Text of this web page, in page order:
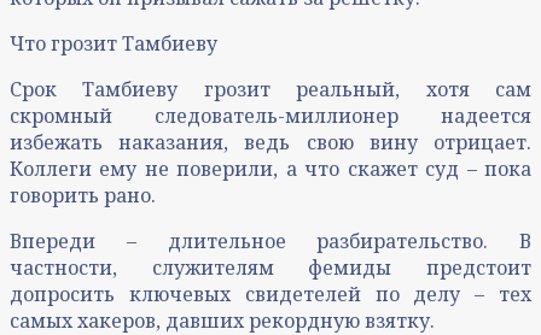
Что грозит Тамбиеву
Срок Тамбиеву грозит реальный, хотя сам
скромный следователь-миллионер надеется
избежать наказания, ведь свою вину отрицает.
Коллеги ему не поверили, а что скажет суд – пока
говорить рано.
Впереди – длительное разбирательство. В
частности, служителям фемиды предстоит
допросить ключевых свидетелей по делу – тех
самых хакеров, давших рекордную взятку.